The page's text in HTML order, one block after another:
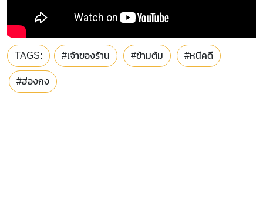
TAGS: #เจ้าของร้าน #ข้ามต้ม #หนีคดี
#ฮ่องกง